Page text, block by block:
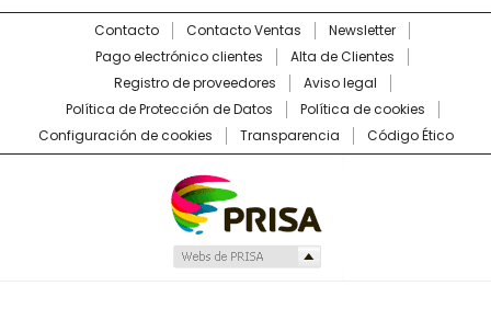
Contacto Contacto Ventas
Newsletter
Pago electrónico clientes
Alta de Clientes
Registro de proveedores
Aviso legal
Política de Protección de Datos
Política de cookies
Configuración de cookies
Transparencia Código Ético